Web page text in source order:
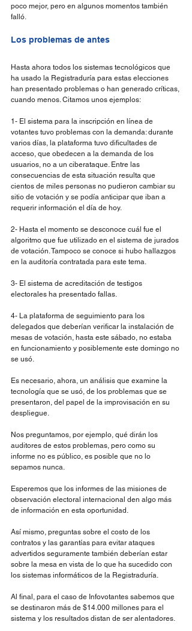
poco mejor, pero en algunos momentos también
falló.
Los problemas de antes
Hasta ahora todos los sistemas tecnológicos que
ha usado la Registraduría para estas elecciones
han presentado problemas o han generado críticas,
cuando menos. Citamos unos ejemplos:
1- El sistema para la inscripción en línea de
votantes tuvo problemas con la demanda: durante
varios días, la plataforma tuvo dificultades de
acceso, que obedecen a la demanda de los
usuarios, no a un ciberataque. Entre las
consecuencias de esta situación resulta que
cientos de miles personas no pudieron cambiar su
sitio de votación y se podía anticipar que iban a
requerir información el día de hoy.
2- Hasta el momento se desconoce cuál fue el
algoritmo que fue utilizado en el sistema de jurados
de votación. Tampoco se conoce si hubo hallazgos
en la auditoría contratada para este tema.
3- El sistema de acreditación de testigos
electorales ha presentado fallas.
4- La plataforma de seguimiento para los
delegados que deberían verificar la instalación de
mesas de votación, hasta este sábado, no estaba
en funcionamiento y posiblemente este domingo no
se usó.
Es necesario, ahora, un análisis que examine la
tecnología que se usó, de los problemas que se
presentaron, del papel de la improvisación en su
despliegue.
Nos preguntamos, por ejemplo, qué dirán los
auditores de estos problemas, pero como su
informe no es público, es posible que no lo
sepamos nunca.
Esperemos que los informes de las misiones de
observación electoral internacional den algo más
de información en esta oportunidad.
Así mismo, preguntas sobre el costo de los
contratos y las garantías para evitar ataques
advertidos seguramente también deberían estar
sobre la mesa en vista de lo que ha sucedido con
los sistemas informáticos de la Registraduría.
Al final, para el caso de Infovotantes sabemos que
se destinaron más de $14.000 millones para el
sistema y los resultados distan de ser alentadores.